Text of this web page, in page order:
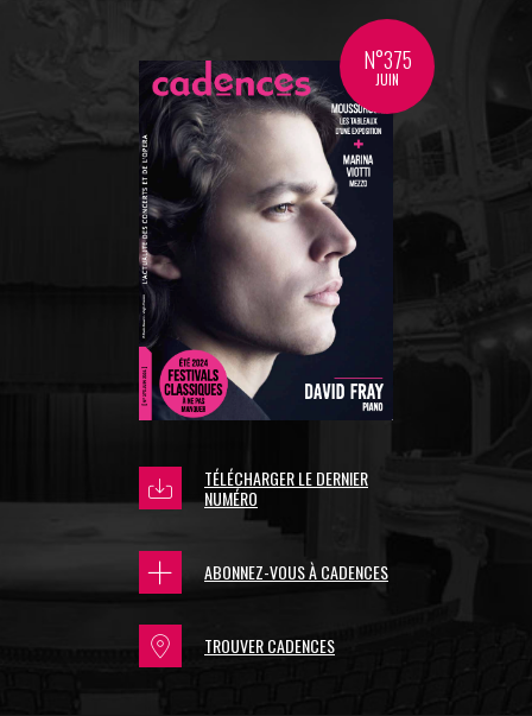
N°375
JUIN
TÉLÉCHARGER LE DERNIER
NUMÉRO
ABONNEZ-VOUS À CADENCES
TROUVER CADENCES